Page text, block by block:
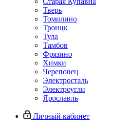
Тверь
Томилино
Троицк
Тула
Тамбов
Фрязино
Химки
Череповец
Электросталь
Электроугли
Ярославль
Личный кабинет